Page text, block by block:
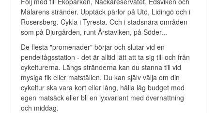
Mälarens stränder. Upptäck pärlor på Utö, Lidingö och i
Rosersberg. Cykla i Tyresta. Och i stadsnära områden
som på Djurgården, runt Årstaviken, på Söder...
De flesta "promenader" börjar och slutar vid en
pendeltågsstation - det är alltid lätt att ta sig till och från
cykelturerna. Längs stränderna kan du stanna till vid
mysiga fik eller matställen. Du kan själv välja om din
cykeltur ska vara kort eller lång, hålla låg budget med
egen matsäck eller bli en lyxvariant med övernattning
och middag.